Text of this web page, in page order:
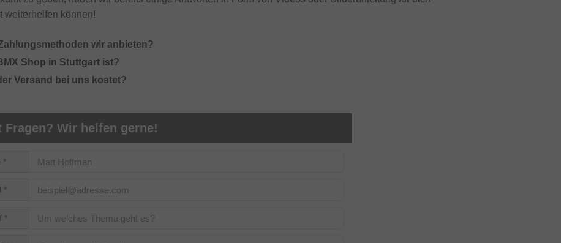
weiterhelfen können!
wir anbieten?
Shop in Stuttgart ist?
Versand bei uns kostet?
Fragen? Wir helfen gerne!
*
*
*